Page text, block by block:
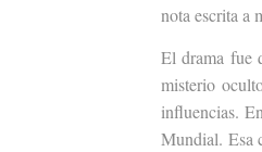
nota escrita a
El drama fue
misterio
influencias.
Mundial. Esa